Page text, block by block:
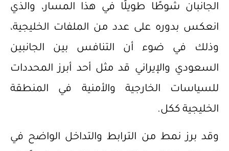
الجانبان شوطًا طويلًا في هذا المسار، والذي
انعكس بدوره على عدد من الملفات الخليجية،
وذلك في ضوء أن التنافس بين الجانبين
السعودي والإيراني قد مثل أحد أبرز المحددات
للسياسات الخارجية والأمنية في المنطقة
الخليجية ككل.
وقد برز نمط من الترابط والتداخل الواضح في